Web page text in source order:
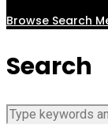
Browse Search
Search